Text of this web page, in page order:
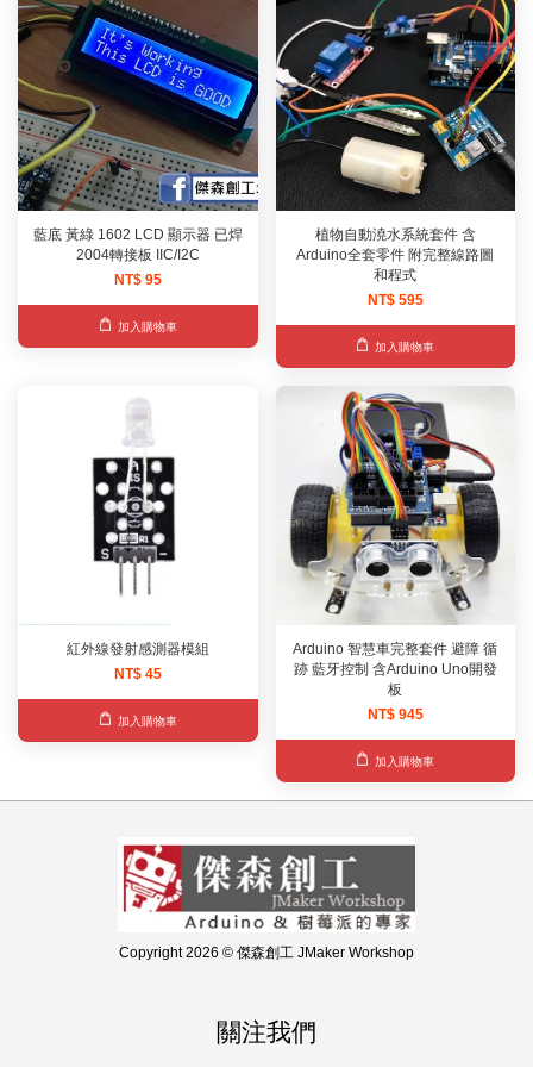
藍底 黃綠 1602 LCD 顯示器 已焊
2004轉接板 IIC/I2C
NT$ 95
加入購物車
植物自動澆水系統套件 含
Arduino全套零件 附完整線路圖
和程式
NT$ 595
加入購物車
紅外線發射感測器模組
NT$ 45
加入購物車
Arduino 智慧車完整套件 避障 循
跡 藍牙控制 含Arduino Uno開發
板
NT$ 945
加入購物車
Copyright 2026 © 傑森創工 JMaker Workshop
關注我們